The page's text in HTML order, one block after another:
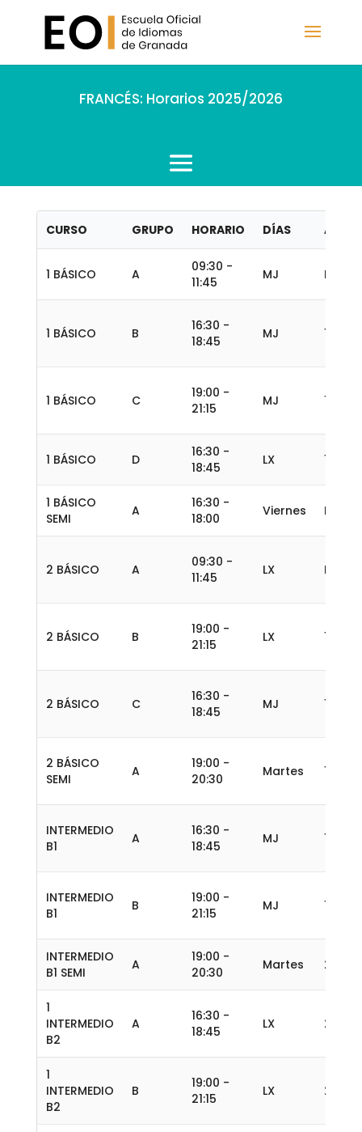
FRANCÉS: Horarios 2025/2026
CURSO GRUPO HORARIO DÍAS AULA
1 BÁSICO A
09:30 -
11:45
MJ B.4
1 BÁSICO B
16:30 -
18:45
MJ 13
1 BÁSICO C
19:00 -
21:15
MJ 13
1 BÁSICO D
16:30 -
18:45
LX 15
1 BÁSICO
SEMI
A
16:30 -
18:00
Viernes B.4
2 BÁSICO A
09:30 -
11:45
LX B.4
2 BÁSICO B
19:00 -
21:15
LX 14
2 BÁSICO C
16:30 -
18:45
MJ 14
2 BÁSICO
SEMI
A
19:00 -
20:30
Martes 14
INTERMEDIO
B1
A
16:30 -
18:45
MJ 15
INTERMEDIO
B1
B
19:00 -
21:15
MJ 15
INTERMEDIO
B1 SEMI
A
19:00 -
20:30
Martes 20
1
INTERMEDIO
B2
A
16:30 -
18:45
LX 20
1
INTERMEDIO
B2
B
19:00 -
21:15
LX 20